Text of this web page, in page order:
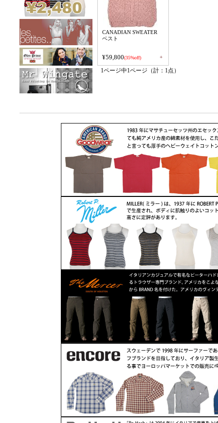
CANADIAN SWEATER
ベスト
¥59,800(35%off) +
1ページ中1ページ（計：1点）